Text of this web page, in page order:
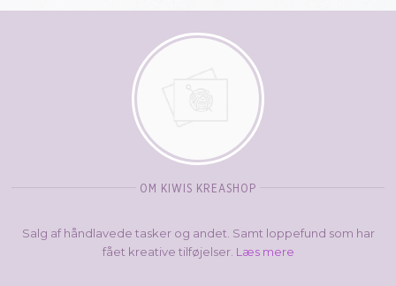
OM KIWIS KREASHOP
Salg af håndlavede tasker og andet. Samt loppefund som har
fået kreative tilføjelser. Læs mere